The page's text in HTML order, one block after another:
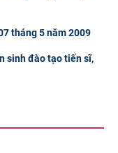
tháng 5 năm 2009
sinh đào tạo tiến sĩ,